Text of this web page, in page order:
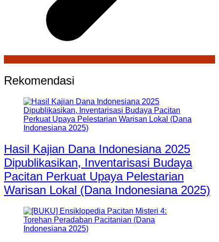
Rekomendasi
Hasil Kajian Dana Indonesiana 2025
Dipublikasikan, Inventarisasi Budaya
Pacitan Perkuat Upaya Pelestarian
Warisan Lokal (Dana Indonesiana 2025)